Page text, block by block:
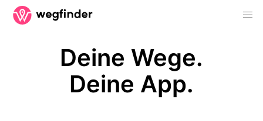
Deine Wege.
Deine App.